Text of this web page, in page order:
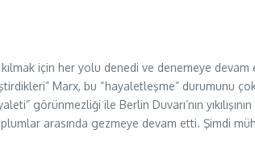
için her yolu denedi ve denemeye devam
Marx, bu “hayaletleşme” durumunu
görünmezliği ile Berlin Duvarı’nın
arasında gezmeye devam etti. Şimdi